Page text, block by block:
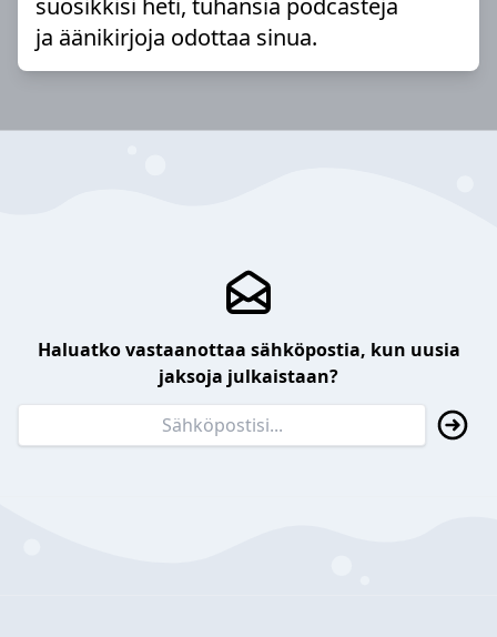
ja äänikirjoja odottaa sinua.
Haluatko vastaanottaa sähköpostia, kun uusia
jaksoja julkaistaan?